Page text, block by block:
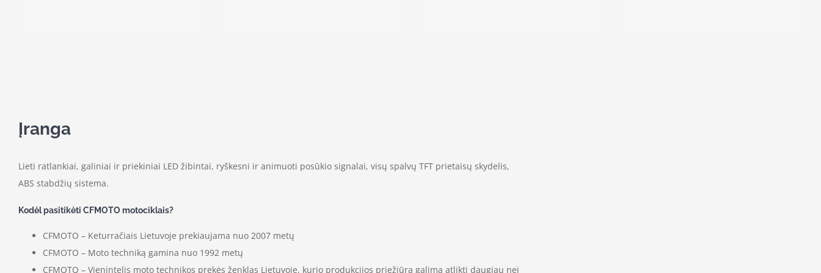
Įranga
Lieti ratlankiai, galiniai ir priekiniai LED žibintai, ryškesni ir animuoti posūkio signalai, visų spalvų TFT prietaisų skydelis,
ABS stabdžių sistema.
Kodėl pasitikėti CFMOTO motociklais?
CFMOTO – Keturračiais Lietuvoje prekiaujama nuo 2007 metų
CFMOTO – Moto techniką gamina nuo 1992 metų
CFMOTO – Vienintelis moto technikos prekės ženklas Lietuvoje, kurio produkcijos priežiūrą galima atlikti daugiau nei